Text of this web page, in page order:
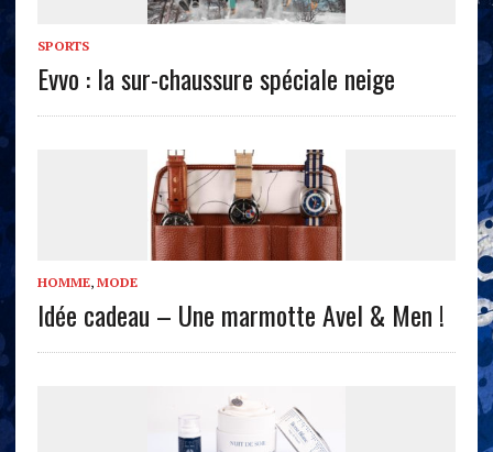
SPORTS
Evvo : la sur-chaussure spéciale neige
HOMME, MODE
Idée cadeau – Une marmotte Avel & Men !